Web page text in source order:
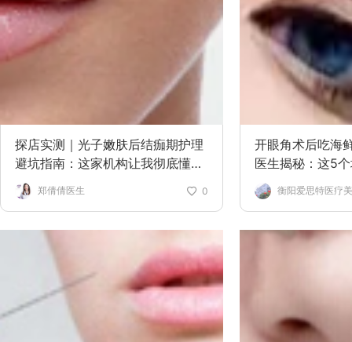
探店实测｜光子嫩肤后结痂期护理
避坑指南：这家机构让我彻底懂
了“不能抠”的真相
郑倩倩医生 0
开眼角术后吃海
医生揭秘：这5
容！
衡阳爱思特医疗